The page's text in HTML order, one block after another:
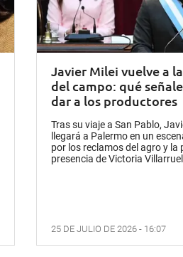
Javier Milei vuelve a
del campo: qué
dar a los productores
Tras su viaje a San Pablo,
llegará a Palermo en un
por los reclamos del agro y la
presencia de Victoria
25 DE JULIO DE 2026 - 16:07